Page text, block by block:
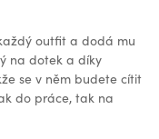
outfit a dodá mu
na dotek a díky
se v něm budete cítit
do práce, tak na